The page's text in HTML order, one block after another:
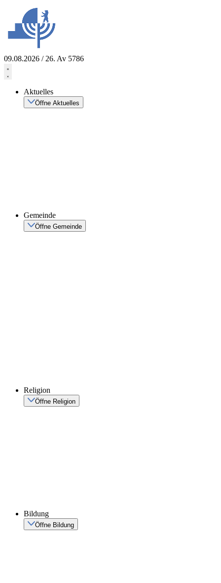
springen
09.08.2026 / 26. Av 5786
Aktuelles
Öffne Aktuelles
Gemeinde
Öffne Gemeinde
Religion
Öffne Religion
Bildung
Öffne Bildung